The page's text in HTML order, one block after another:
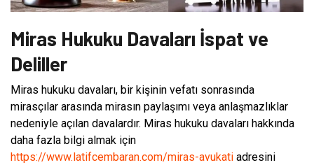
Miras Hukuku Davaları İspat ve
Deliller
Miras hukuku davaları, bir kişinin vefatı sonrasında
mirasçılar arasında mirasın paylaşımı veya anlaşmazlıklar
nedeniyle açılan davalardır. Miras hukuku davaları hakkında
daha fazla bilgi almak için
https://www.latifcembaran.com/miras-avukati adresini